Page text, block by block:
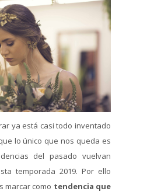
ya está casi todo inventado
lo único que nos queda es
del pasado vuelvan
temporada 2019. Por ello
marcar como tendencia que